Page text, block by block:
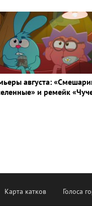
августа:
и ремейк
Карта катков Голоса